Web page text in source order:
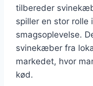
tilbereder
spiller en stor rolle
smagsoplevelse.
svinekæber fra
markedet, hvor
kød.